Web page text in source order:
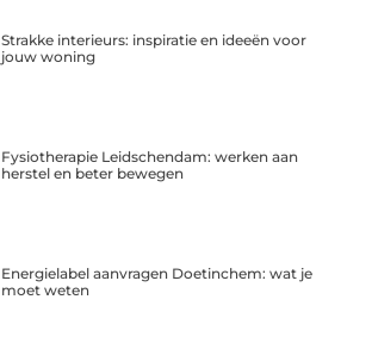
Strakke interieurs: inspiratie en ideeën voor
jouw woning
Fysiotherapie Leidschendam: werken aan
herstel en beter bewegen
Energielabel aanvragen Doetinchem: wat je
moet weten